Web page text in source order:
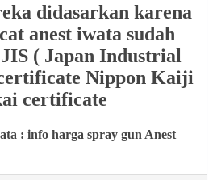
didasarkan karena
anest iwata sudah
( Japan Industrial
Nippon Kaiji
certificate